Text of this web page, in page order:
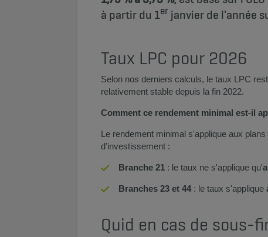
à partir du 1er janvier de l'année
Taux LPC pour 2026
Selon nos derniers calculs, le taux LPC
relativement stable depuis la fin 2022.
Comment ce rendement minimal est-il
Le rendement minimal s'applique aux plans
d'investissement :
Branche 21 : le taux ne s'applique qu'
Branches 23 et 44: le taux s'applique
Quid en cas de sous-